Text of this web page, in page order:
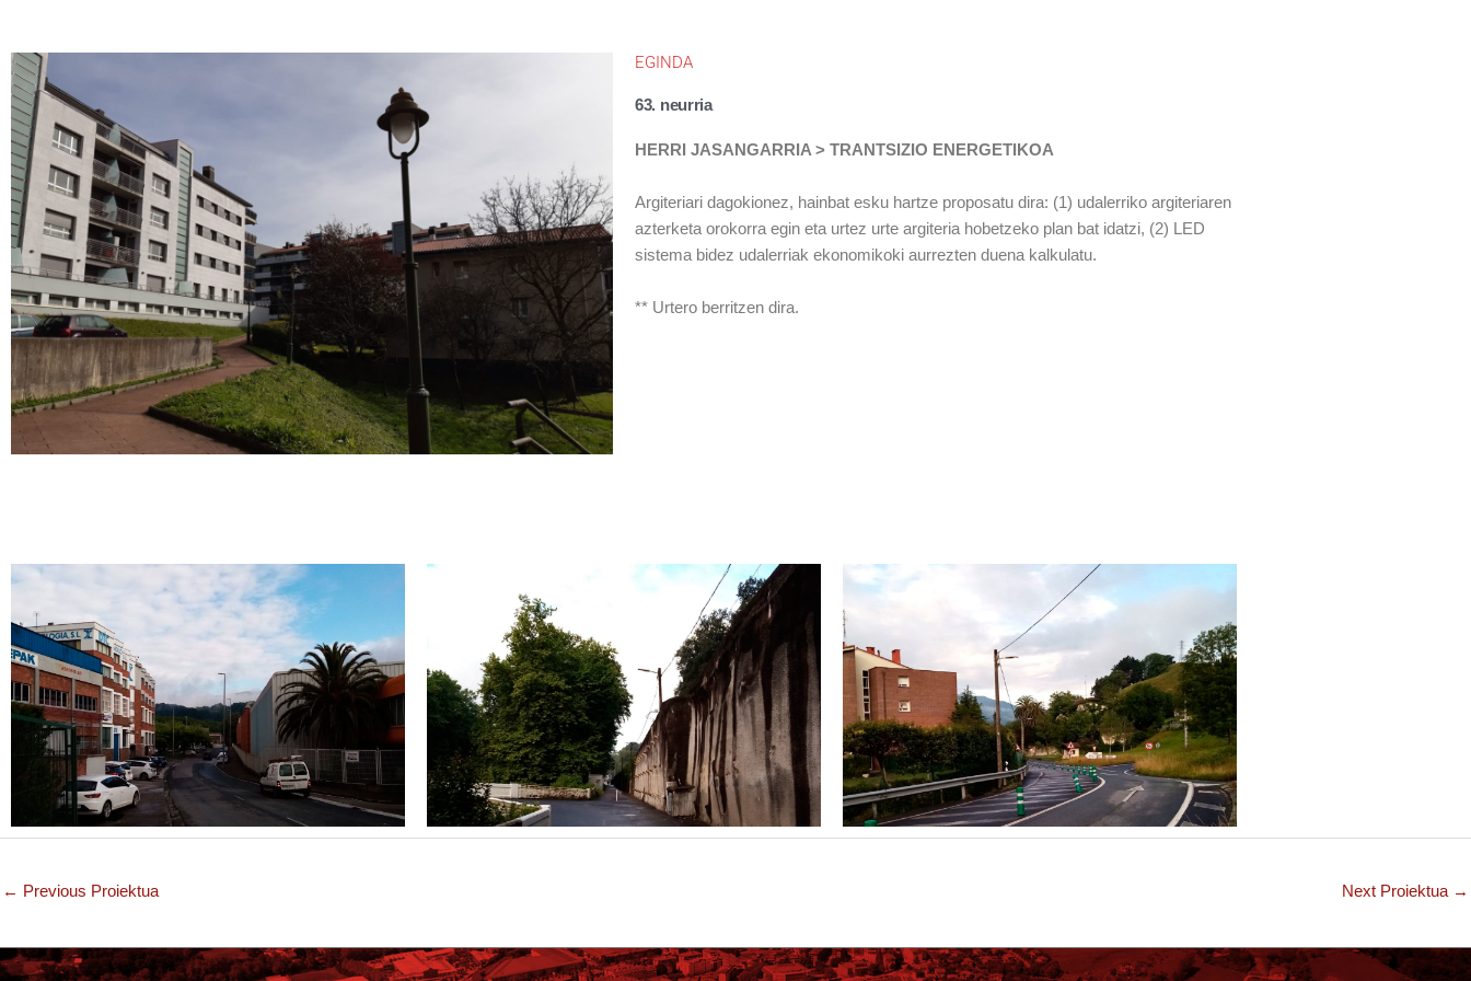
EGINDA
63. neurria
HERRI JASANGARRIA > TRANTSIZIO ENERGETIKOA
Argiteriari dagokionez, hainbat esku hartze proposatu dira: (1) udalerriko argiteriaren
azterketa orokorra egin eta urtez urte argiteria hobetzeko plan bat idatzi, (2) LED
sistema bidez udalerriak ekonomikoki aurrezten duena kalkulatu.
** Urtero berritzen dira.
← Previous Proiektua Next Proiektua →